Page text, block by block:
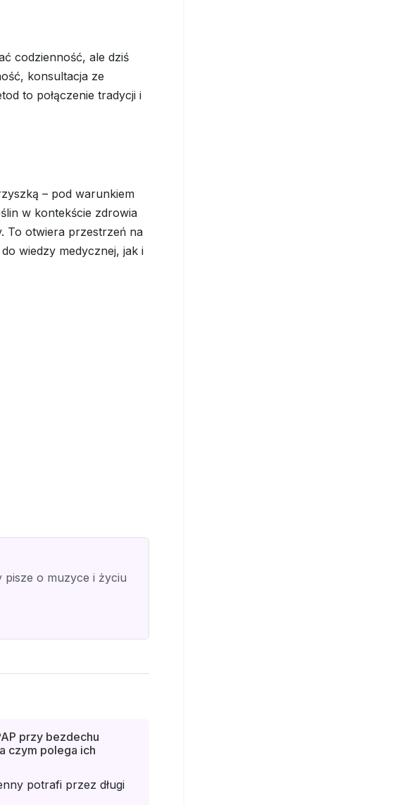
codzienność, ale dziś
konsultacja ze
to połączenie tradycji i
– pod warunkiem
w kontekście zdrowia
To otwiera przestrzeń na
wiedzy medycznej, jak i
o muzyce i życiu
przy bezdechu
czym polega ich
potrafi przez długi